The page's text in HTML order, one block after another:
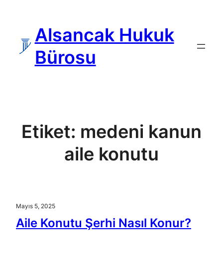
Alsancak Hukuk
Bürosu
Etiket: medeni kanun
aile konutu
Mayıs 5, 2025
Aile Konutu Şerhi Nasıl Konur?